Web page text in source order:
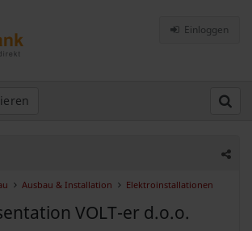
Einloggen
Ausbau & Installation Elektroinstallationen
VOLT-er d.o.o.